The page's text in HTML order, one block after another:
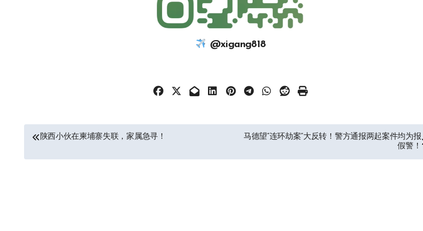
@xigang818
文
章
陕西小伙在柬埔寨失联，家属急寻！
马德望“连环劫案”大反转！警方通报两起案件均为报
假警！